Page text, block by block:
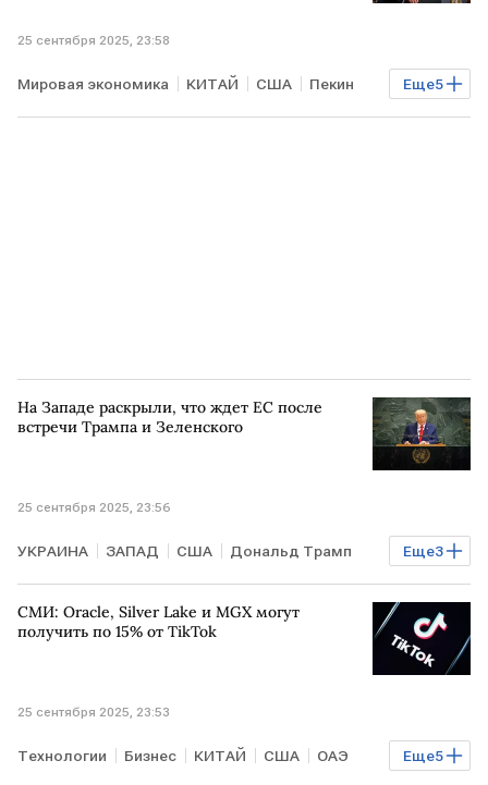
25 сентября 2025, 23:58
Еще5
Мировая экономика КИТАЙ США Пекин
Дональд Трамп Джей Ди Вэнс
На Западе раскрыли, что ждет ЕС после
встречи Трампа и Зеленского
25 сентября 2025, 23:56
Еще3
УКРАИНА ЗАПАД США Дональд Трамп
Дмитрий Песков НАТО ЕС
СМИ: Oracle, Silver Lake и MGX могут
получить по 15% от TikTok
25 сентября 2025, 23:53
Еще5
Технологии Бизнес КИТАЙ США ОАЭ